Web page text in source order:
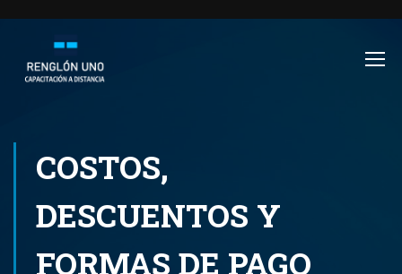
COSTOS,
DESCUENTOS Y
FORMAS DE PAGO